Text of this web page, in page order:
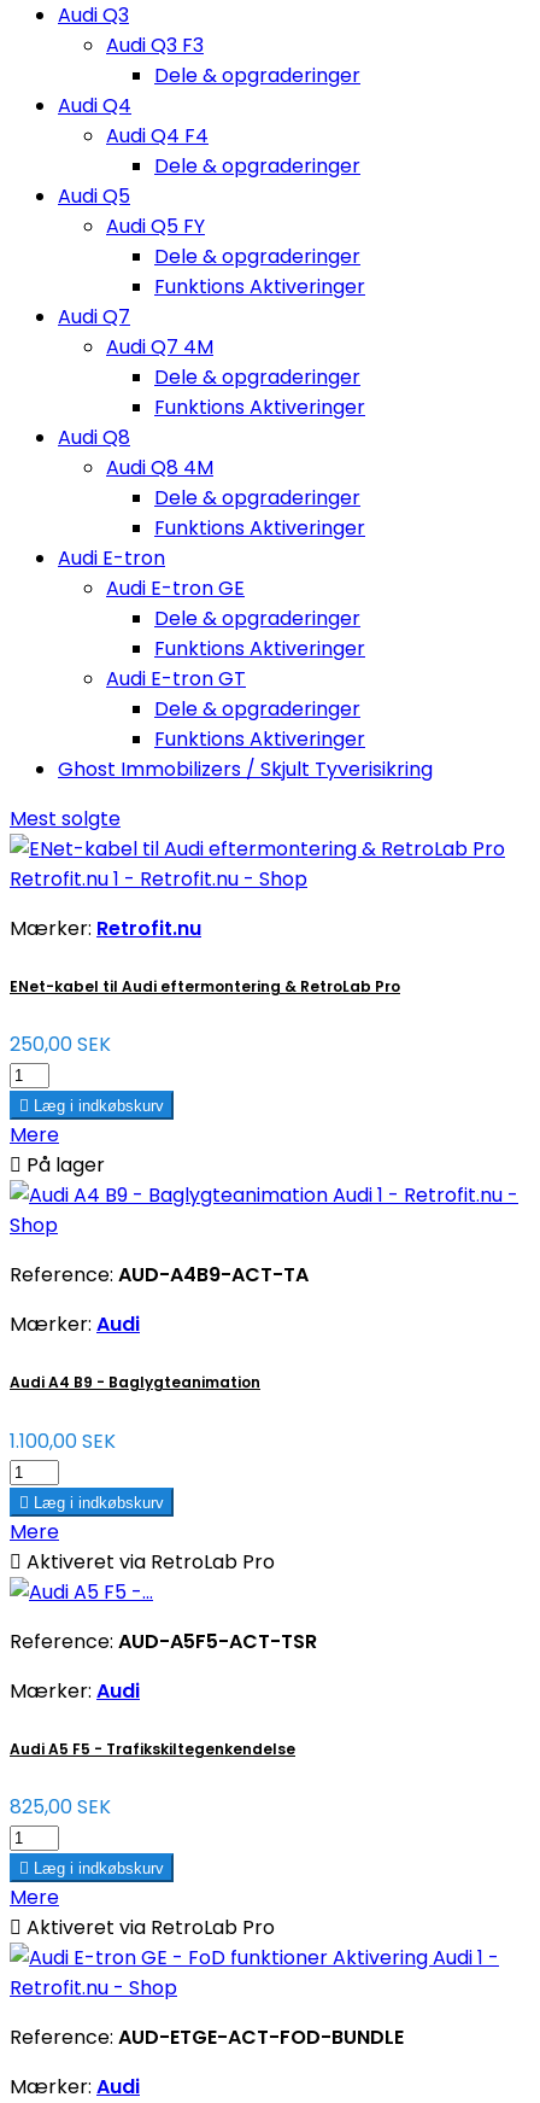
Audi Q3
Audi Q3 F3
Dele & opgraderinger
Audi Q4
Audi Q4 F4
Dele & opgraderinger
Audi Q5
Audi Q5 FY
Dele & opgraderinger
Funktions Aktiveringer
Audi Q7
Audi Q7 4M
Dele & opgraderinger
Funktions Aktiveringer
Audi Q8
Audi Q8 4M
Dele & opgraderinger
Funktions Aktiveringer
Audi E-tron
Audi E-tron GE
Dele & opgraderinger
Funktions Aktiveringer
Audi E-tron GT
Dele & opgraderinger
Funktions Aktiveringer
Ghost Immobilizers / Skjult Tyverisikring
Mest solgte
Mærker: Retrofit.nu
ENet-kabel til Audi eftermontering & RetroLab Pro
250,00 SEK
 Læg i indkøbskurv
Mere
 På lager
Reference: AUD-A4B9-ACT-TA
Mærker: Audi
Audi A4 B9 - Baglygteanimation
1.100,00 SEK
 Læg i indkøbskurv
Mere
 Aktiveret via RetroLab Pro
Reference: AUD-A5F5-ACT-TSR
Mærker: Audi
Audi A5 F5 - Trafikskiltegenkendelse
825,00 SEK
 Læg i indkøbskurv
Mere
 Aktiveret via RetroLab Pro
Reference: AUD-ETGE-ACT-FOD-BUNDLE
Mærker: Audi